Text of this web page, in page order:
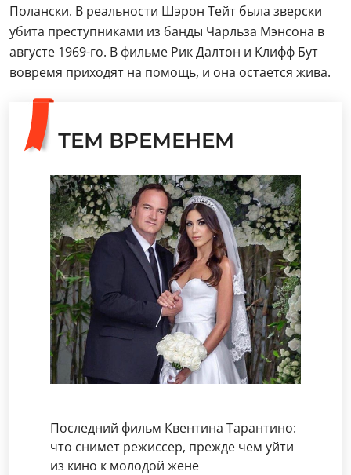
Полански. В реальности Шэрон Тейт была зверски
убита преступниками из банды Чарльза Мэнсона в
августе 1969-го. В фильме Рик Далтон и Клифф Бут
вовремя приходят на помощь, и она остается жива.
ТЕМ ВРЕМЕНЕМ
Последний фильм Квентина Тарантино:
что снимет режиссер, прежде чем уйти
из кино к молодой жене